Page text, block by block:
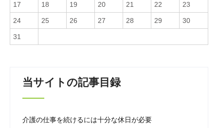
17 18 19 20 21 22 23
24 25 26 27 28 29 30
31
当サイトの記事目録
介護の仕事を続けるには十分な休日が必要